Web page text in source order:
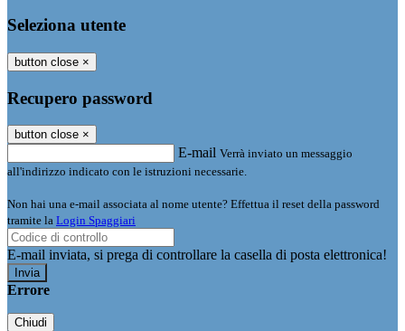
Seleziona utente
button close ×
Recupero password
button close ×
E-mail Verrà inviato un messaggio
all'indirizzo indicato con le istruzioni necessarie.
Non hai una e-mail associata al nome utente? Effettua il reset della password
tramite la Login Spaggiari
E-mail inviata, si prega di controllare la casella di posta elettronica!
Errore
Chiudi